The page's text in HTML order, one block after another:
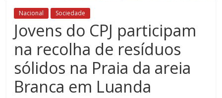
Nacional Sociedade
Jovens do CPJ participam
na recolha de resíduos
sólidos na Praia da areia
Branca em Luanda